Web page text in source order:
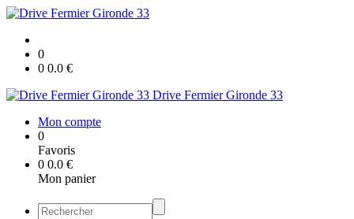
0
0 0.0 €
Drive Fermier Gironde 33
Mon compte
0
Favoris
0 0.0 €
Mon panier